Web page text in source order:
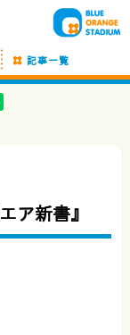
記事一覧
ア新書』